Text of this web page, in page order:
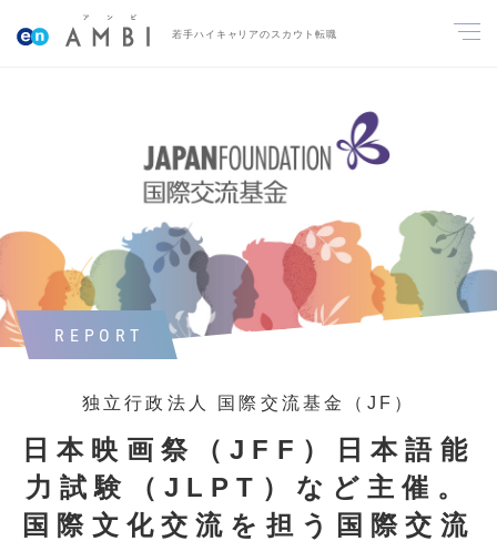
若手ハイキャリアのスカウト転職
REPORT
独立行政法人 国際交流基金（JF）
日本映画祭（JFF）日本語能
力試験（JLPT）など主催。
国際文化交流を担う国際交流